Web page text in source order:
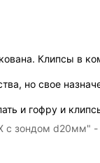
Клипсы в
но свое
и гофру и
с зондом d20мм"